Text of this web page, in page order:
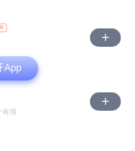
析。 3.怎么办 孩子爸爸
理智上认为你放下了，会
有一些在意，最主要的是
子的生活造成影响。 所
跟孩子去沟通一下，看看
什么。你们离婚5年了，
他出生到5岁这个阶段，
婚。你们亲密关系的破
被信任，没有人愿意听我
属于自己的过错，疲惫又
落在我头上；想要被接
我的感受不重要，没有人
实，也很少有人愿意相
用
App